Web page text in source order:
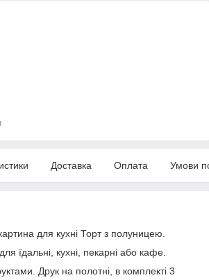
Доставка Оплата Умови
для кухні Торт з полуницею.
їдальні, кухні, пекарні або кафе.
Друк на полотні, в комплекті 3